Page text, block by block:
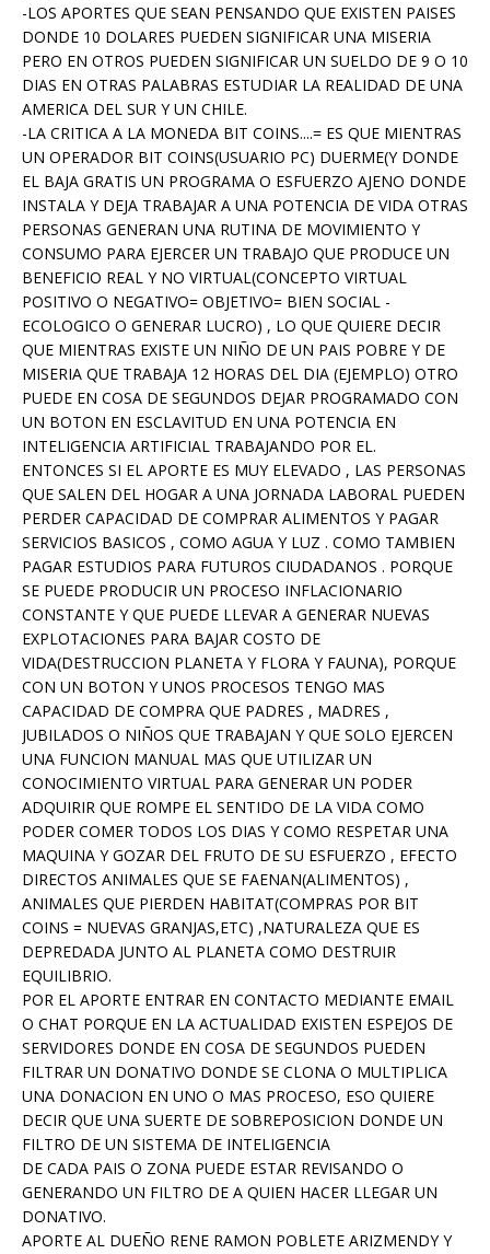
-LOS APORTES QUE SEAN PENSANDO QUE EXISTEN PAISES
DONDE 10 DOLARES PUEDEN SIGNIFICAR UNA MISERIA
PERO EN OTROS PUEDEN SIGNIFICAR UN SUELDO DE 9 O 10
DIAS EN OTRAS PALABRAS ESTUDIAR LA REALIDAD DE UNA
AMERICA DEL SUR Y UN CHILE.
-LA CRITICA A LA MONEDA BIT COINS....= ES QUE MIENTRAS
UN OPERADOR BIT COINS(USUARIO PC) DUERME(Y DONDE
EL BAJA GRATIS UN PROGRAMA O ESFUERZO AJENO DONDE
INSTALA Y DEJA TRABAJAR A UNA POTENCIA DE VIDA OTRAS
PERSONAS GENERAN UNA RUTINA DE MOVIMIENTO Y
CONSUMO PARA EJERCER UN TRABAJO QUE PRODUCE UN
BENEFICIO REAL Y NO VIRTUAL(CONCEPTO VIRTUAL
POSITIVO O NEGATIVO= OBJETIVO= BIEN SOCIAL -
ECOLOGICO O GENERAR LUCRO) , LO QUE QUIERE DECIR
QUE MIENTRAS EXISTE UN NIÑO DE UN PAIS POBRE Y DE
MISERIA QUE TRABAJA 12 HORAS DEL DIA (EJEMPLO) OTRO
PUEDE EN COSA DE SEGUNDOS DEJAR PROGRAMADO CON
UN BOTON EN ESCLAVITUD EN UNA POTENCIA EN
INTELIGENCIA ARTIFICIAL TRABAJANDO POR EL.
ENTONCES SI EL APORTE ES MUY ELEVADO , LAS PERSONAS
QUE SALEN DEL HOGAR A UNA JORNADA LABORAL PUEDEN
PERDER CAPACIDAD DE COMPRAR ALIMENTOS Y PAGAR
SERVICIOS BASICOS , COMO AGUA Y LUZ . COMO TAMBIEN
PAGAR ESTUDIOS PARA FUTUROS CIUDADANOS . PORQUE
SE PUEDE PRODUCIR UN PROCESO INFLACIONARIO
CONSTANTE Y QUE PUEDE LLEVAR A GENERAR NUEVAS
EXPLOTACIONES PARA BAJAR COSTO DE
VIDA(DESTRUCCION PLANETA Y FLORA Y FAUNA), PORQUE
CON UN BOTON Y UNOS PROCESOS TENGO MAS
CAPACIDAD DE COMPRA QUE PADRES , MADRES ,
JUBILADOS O NIÑOS QUE TRABAJAN Y QUE SOLO EJERCEN
UNA FUNCION MANUAL MAS QUE UTILIZAR UN
CONOCIMIENTO VIRTUAL PARA GENERAR UN PODER
ADQUIRIR QUE ROMPE EL SENTIDO DE LA VIDA COMO
PODER COMER TODOS LOS DIAS Y COMO RESPETAR UNA
MAQUINA Y GOZAR DEL FRUTO DE SU ESFUERZO , EFECTO
DIRECTOS ANIMALES QUE SE FAENAN(ALIMENTOS) ,
ANIMALES QUE PIERDEN HABITAT(COMPRAS POR BIT
COINS = NUEVAS GRANJAS,ETC) ,NATURALEZA QUE ES
DEPREDADA JUNTO AL PLANETA COMO DESTRUIR
EQUILIBRIO.
POR EL APORTE ENTRAR EN CONTACTO MEDIANTE EMAIL
O CHAT PORQUE EN LA ACTUALIDAD EXISTEN ESPEJOS DE
SERVIDORES DONDE EN COSA DE SEGUNDOS PUEDEN
FILTRAR UN DONATIVO DONDE SE CLONA O MULTIPLICA
UNA DONACION EN UNO O MAS PROCESO, ESO QUIERE
DECIR QUE UNA SUERTE DE SOBREPOSICION DONDE UN
FILTRO DE UN SISTEMA DE INTELIGENCIA
DE CADA PAIS O ZONA PUEDE ESTAR REVISANDO O
GENERANDO UN FILTRO DE A QUIEN HACER LLEGAR UN
DONATIVO.
APORTE AL DUEÑO RENE RAMON POBLETE ARIZMENDY Y